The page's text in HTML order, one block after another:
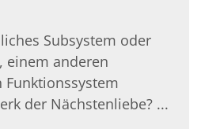
Subsystem oder
einem anderen
Funktionssystem
der Nächstenliebe? ...